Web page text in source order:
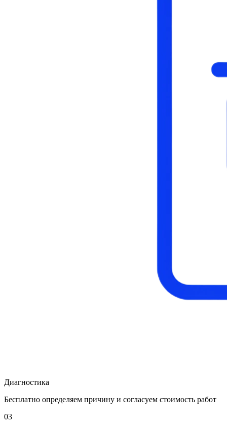
Диагностика
Бесплатно определяем причину и согласуем стоимость работ
03